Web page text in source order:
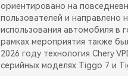
ориентировано на
пользователей и направлено
использования автомобиля в
рамках мероприятия также
2026 году технология Chery
серийных моделях Tiggo 7 и